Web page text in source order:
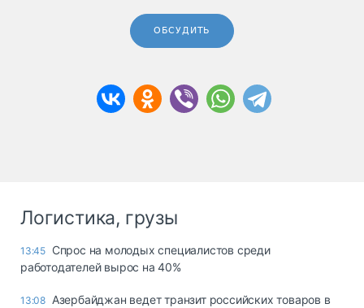
ОБСУДИТЬ
Логистика, грузы
13:45 Спрос на молодых специалистов среди
работодателей вырос на 40%
13:08 Азербайджан ведет транзит российских товаров в